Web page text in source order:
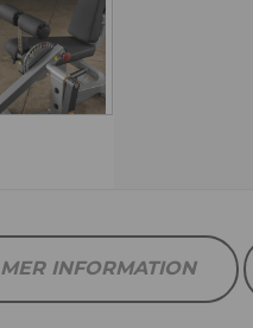
MER INFORMATION